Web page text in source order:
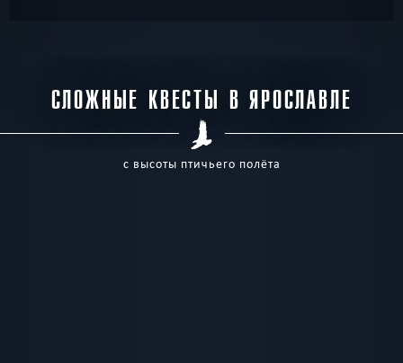
СЛОЖНЫЕ КВЕСТЫ В ЯРОСЛАВЛЕ
с высоты птичьего полёта